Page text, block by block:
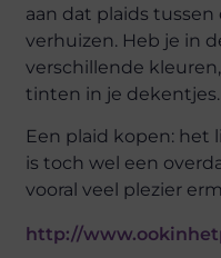
aan dat plaids
verhuizen. Heb je in
verschillende
tinten in je dekentjes.
Een plaid kopen: het
is toch wel een
vooral veel plezier
http://